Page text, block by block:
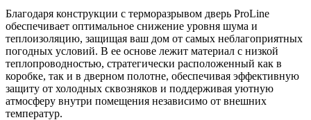
Благодаря конструкции с терморазрывом дверь ProLine
обеспечивает оптимальное снижение уровня шума и
теплоизоляцию, защищая ваш дом от самых неблагоприятных
погодных условий. В ее основе лежит материал с низкой
теплопроводностью, стратегически расположенный как в
коробке, так и в дверном полотне, обеспечивая эффективную
защиту от холодных сквозняков и поддерживая уютную
атмосферу внутри помещения независимо от внешних
температур.